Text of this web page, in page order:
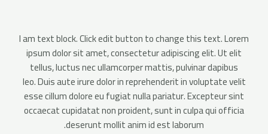
I am text block. Click edit button to change this text. Lorem
ipsum dolor sit amet, consectetur adipiscing elit. Ut elit
tellus, luctus nec ullamcorper mattis, pulvinar dapibus
leo. Duis aute irure dolor in reprehenderit in voluptate velit
esse cillum dolore eu fugiat nulla pariatur. Excepteur sint
occaecat cupidatat non proident, sunt in culpa qui officia
deserunt mollit anim id est laborum.